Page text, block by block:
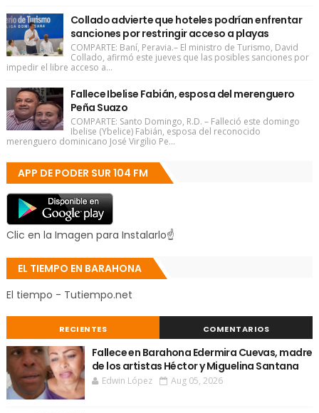
Collado advierte que hoteles podrían enfrentar
sanciones por restringir acceso a playas
COMPARTE: Baní, Peravia.– El ministro de Turismo, David
Collado, afirmó este jueves que las posibles sanciones por
impedir el libre acceso a...
Fallece Ibelise Fabián, esposa del merenguero
Peña Suazo
COMPARTE: Santo Domingo, R.D. – Falleció este domingo
Ibelise (Ybelice) Fabián, esposa del reconocido
merenguero dominicano José Virgilio Pe...
APP DE PODER SUR 104 FM
Clic en la Imagen para Instalarlo☝
EL TIEMPO EN BARAHONA
El tiempo - Tutiempo.net
RECIENTES COMENTARIOS
Fallece en Barahona Edermira Cuevas, madre
de los artistas Héctor y Miguelina Santana
Edwin López Aug 05, 2026